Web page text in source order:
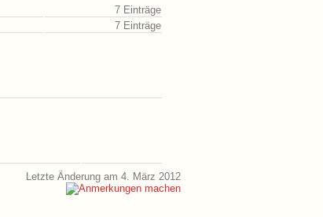
7 Einträge
7 Einträge
Letzte Änderung am 4. März 2012